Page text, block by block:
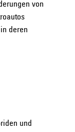
von
deren
und